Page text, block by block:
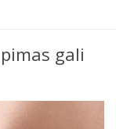
gali